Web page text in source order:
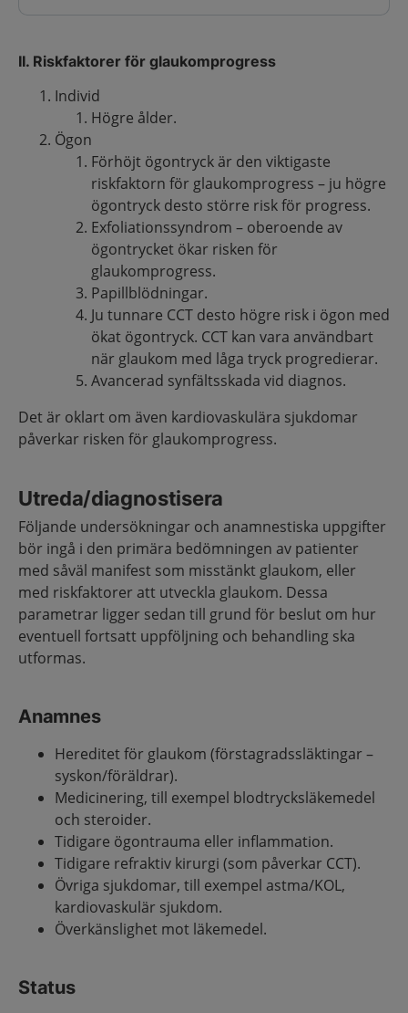
II. Riskfaktorer för glaukomprogress
Individ
Högre ålder.
Ögon
Förhöjt ögontryck är den viktigaste
riskfaktorn för glaukomprogress – ju högre
ögontryck desto större risk för progress.
Exfoliationssyndrom – oberoende av
ögontrycket ökar risken för
glaukomprogress.
Papillblödningar.
Ju tunnare CCT desto högre risk i ögon med
ökat ögontryck. CCT kan vara användbart
när glaukom med låga tryck progredierar.
Avancerad synfältsskada vid diagnos.
Det är oklart om även kardiovaskulära sjukdomar
påverkar risken för glaukomprogress.
Utreda/diagnostisera
Följande undersökningar och anamnestiska uppgifter
bör ingå i den primära bedömningen av patienter
med såväl manifest som misstänkt glaukom, eller
med riskfaktorer att utveckla glaukom. Dessa
parametrar ligger sedan till grund för beslut om hur
eventuell fortsatt uppföljning och behandling ska
utformas.
Anamnes
Hereditet för glaukom (förstagradssläktingar –
syskon/föräldrar).
Medicinering, till exempel blodtrycksläkemedel
och steroider.
Tidigare ögontrauma eller inflammation.
Tidigare refraktiv kirurgi (som påverkar CCT).
Övriga sjukdomar, till exempel astma/KOL,
kardiovaskulär sjukdom.
Överkänslighet mot läkemedel.
Status